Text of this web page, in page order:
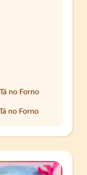
no Forno
no Forno